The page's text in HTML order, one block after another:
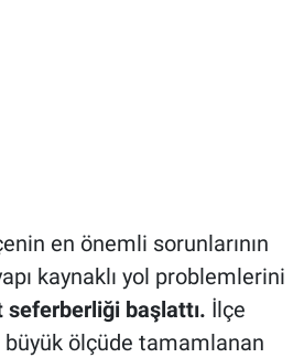
en önemli sorunlarının
kaynaklı yol problemlerini
seferberliği başlattı. İlçe
ölçüde tamamlanan